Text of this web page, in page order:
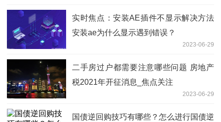
实时焦点：安装AE插件不显示解决方法
安装ae为什么显示遇到错误？
2023-06-29
二手房过户都需要注意哪些问题 房地产
税2021年开征消息_焦点关注
2023-06-29
国债逆回购技巧有哪些？怎么进行国债逆